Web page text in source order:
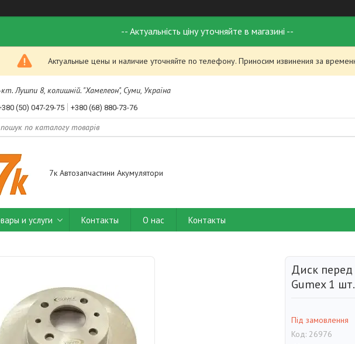
-- Актуальність ціну уточняйте в магазині --
Актуальные цены и наличие уточняйте по телефону. Приносим извинения за
Лушпи 8, колишній. "Хамелеон", Суми, Україна
(50) 047-29-75 +380 (68) 880-73-76
7к Автозапчастини Акумулятори
и услуги Контакты О нас Контакты
Диск
Gumex 1 шт.
Під замовлення
Код: 26976